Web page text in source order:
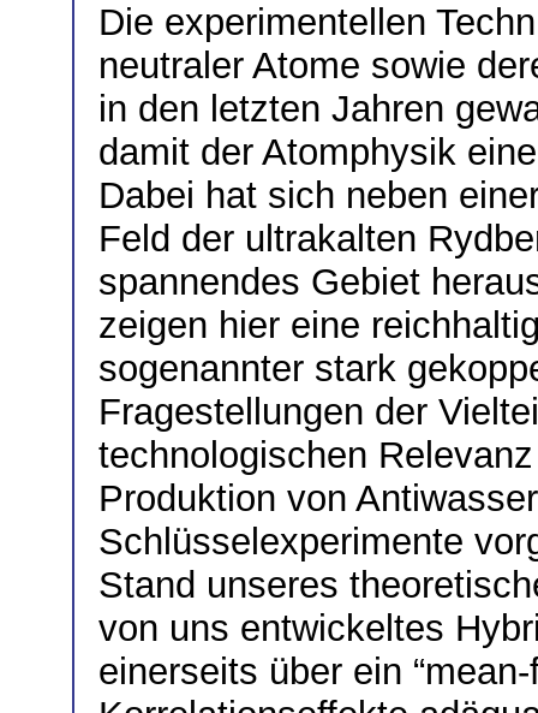
Die experimentellen
neutraler Atome sowie
in den letzten Jahren
damit der Atomphysik
Dabei hat sich neben
Feld der ultrakalten
spannendes Gebiet
zeigen hier eine
sogenannter stark
Fragestellungen der
technologischen
Produktion von
Schlüsselexperimente
Stand unseres
von uns entwickeltes
einerseits über ein